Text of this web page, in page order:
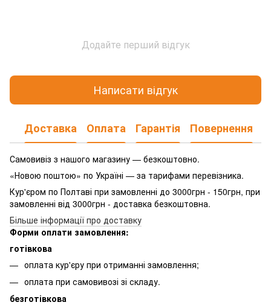
Додайте перший відгук
Написати відгук
Доставка Оплата Гарантія Повернення
Самовивіз з нашого магазину — безкоштовно.
«Новою поштою» по Україні — за тарифами перевізника.
Кур'єром по Полтаві при замовленні до 3000грн - 150грн, при
замовленні від 3000грн - доставка безкоштовна.
Більше інформації про доставку
Форми оплати замовлення:
готівкова
оплата кур'єру при отриманні замовлення;
оплата при самовивозі зі складу.
безготівкова